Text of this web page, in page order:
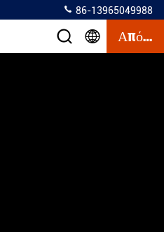
86-13965049988
Απόσπασμα